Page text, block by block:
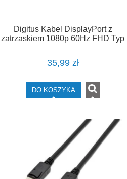
Digitus Kabel DisplayPort z
zatrzaskiem 1080p 60Hz FHD Typ
35,99 zł
DO KOSZYKA